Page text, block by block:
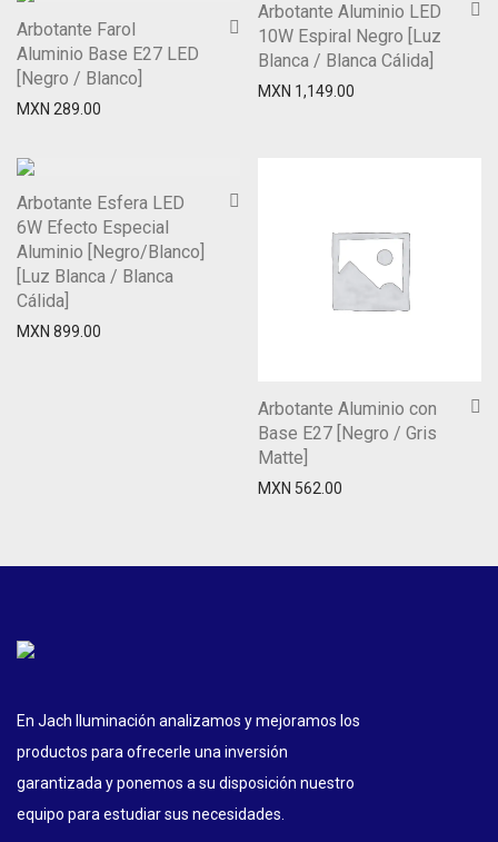
Arbotante Farol
Aluminio Base E27 LED
[Negro / Blanco]
MXN 289.00
Arbotante Aluminio LED
10W Espiral Negro [Luz
Blanca / Blanca Cálida]
MXN 1,149.00
Arbotante Esfera LED
6W Efecto Especial
Aluminio [Negro/Blanco]
[Luz Blanca / Blanca
Cálida]
MXN 899.00
Arbotante Aluminio con
Base E27 [Negro / Gris
Matte]
MXN 562.00
En Jach Iluminación analizamos y mejoramos los
productos para ofrecerle una inversión
garantizada y ponemos a su disposición nuestro
equipo para estudiar sus necesidades.